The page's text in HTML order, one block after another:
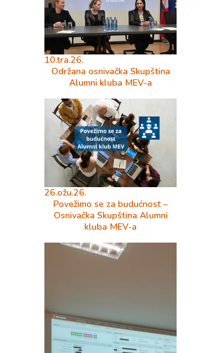
10.tra.26.
Održana osnivačka Skupština
Alumni kluba MEV-a
26.ožu.26.
Povežimo se za budućnost –
Osnivačka Skupština Alumni
kluba MEV-a